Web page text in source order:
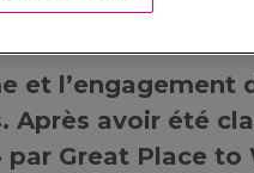
et l’engagement
Après avoir été
par Great Place